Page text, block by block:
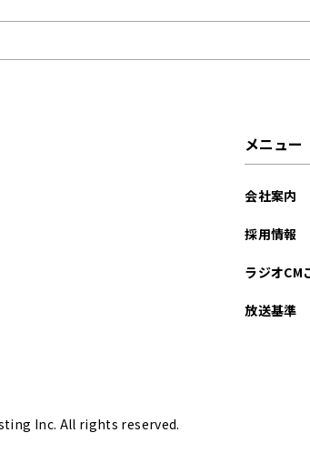
メニュー
会社案内
採用情報
ラジオCM
放送基準
Inc. All rights reserved.